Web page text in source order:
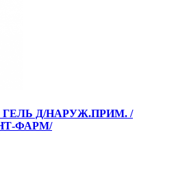
ГЕЛЬ Д/НАРУЖ.ПРИМ. /
ФАРМ/